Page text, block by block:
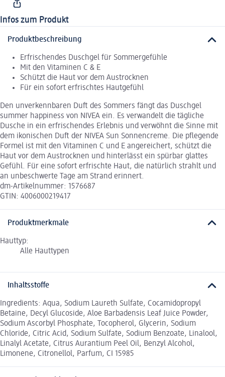
Infos zum Produkt
Produktbeschreibung
Erfrischendes Duschgel für Sommergefühle
Mit den Vitaminen C & E
Schützt die Haut vor dem Austrocknen
Für ein sofort erfrischtes Hautgefühl
Den unverkennbaren Duft des Sommers fängt das Duschgel
summer happiness von NIVEA ein. Es verwandelt die tägliche
Dusche in ein erfrischendes Erlebnis und verwöhnt die Sinne mit
dem ikonischen Duft der NIVEA Sun Sonnencreme. Die pflegende
Formel ist mit den Vitaminen C und E angereichert, schützt die
Haut vor dem Austrocknen und hinterlässt ein spürbar glattes
Gefühl. Für eine sofort erfrischte Haut, die natürlich strahlt und
an unbeschwerte Tage am Strand erinnert.
dm-Artikelnummer: 1576687
GTIN: 4006000219417
Produktmerkmale
Hauttyp:
Alle Hauttypen
Inhaltsstoffe
Ingredients: Aqua, Sodium Laureth Sulfate, Cocamidopropyl
Betaine, Decyl Glucoside, Aloe Barbadensis Leaf Juice Powder,
Sodium Ascorbyl Phosphate, Tocopherol, Glycerin, Sodium
Chloride, Citric Acid, Sodium Sulfate, Sodium Benzoate, Linalool,
Linalyl Acetate, Citrus Aurantium Peel Oil, Benzyl Alcohol,
Limonene, Citronellol, Parfum, CI 15985